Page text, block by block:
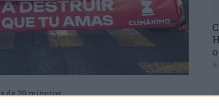
de 20 minutos.